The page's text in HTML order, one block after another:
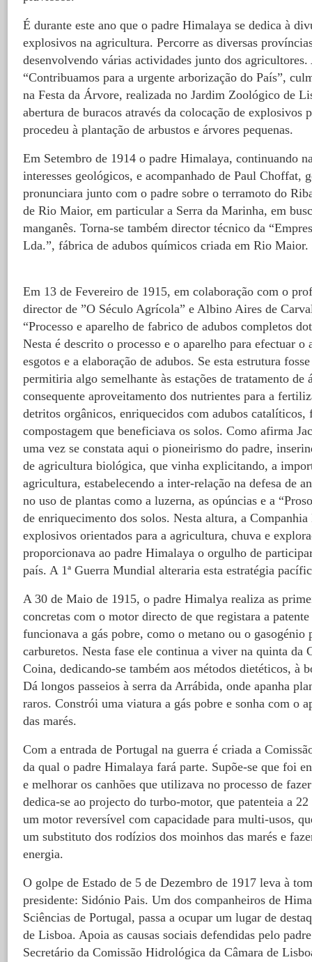
É durante este ano que o padre Himalaya se dedica à
explosivos na agricultura. Percorre as diversas
desenvolvendo várias actividades junto dos agricultores.
“Contribuamos para a urgente arborização do País”,
na Festa da Árvore, realizada no Jardim Zoológico de
abertura de buracos através da colocação de explosivos
procedeu à plantação de arbustos e árvores pequenas.
Em Setembro de 1914 o padre Himalaya, continuando
interesses geológicos, e acompanhado de Paul Choffat,
pronunciara junto com o padre sobre o terramoto do
de Rio Maior, em particular a Serra da Marinha, em
manganês. Torna-se também director técnico da
Lda.”, fábrica de adubos químicos criada em Rio Maior.
Em 13 de Fevereiro de 1915, em colaboração com o
director de ”O Século Agrícola” e Albino Aires de
“Processo e aparelho de fabrico de adubos completos
Nesta é descrito o processo e o aparelho para efectuar o
esgotos e a elaboração de adubos. Se esta estrutura
permitiria algo semelhante às estações de tratamento de
consequente aproveitamento dos nutrientes para a
detritos orgânicos, enriquecidos com adubos catalíticos,
compostagem que beneficiava os solos. Como afirma
uma vez se constata aqui o pioneirismo do padre,
de agricultura biológica, que vinha explicitando, a
agricultura, estabelecendo a inter-relação na defesa de
no uso de plantas como a luzerna, as opúncias e a
de enriquecimento dos solos. Nesta altura, a
explosivos orientados para a agricultura, chuva e
proporcionava ao padre Himalaya o orgulho de
país. A 1ª Guerra Mundial alteraria esta estratégia
A 30 de Maio de 1915, o padre Himalya realiza as
concretas com o motor directo de que registara a
funcionava a gás pobre, como o metano ou o gasogénio
carburetos. Nesta fase ele continua a viver na quinta da
Coina, dedicando-se também aos métodos dietéticos, à
Dá longos passeios à serra da Arrábida, onde apanha
raros. Constrói uma viatura a gás pobre e sonha com o
das marés.
Com a entrada de Portugal na guerra é criada a
da qual o padre Himalaya fará parte. Supõe-se que foi
e melhorar os canhões que utilizava no processo de
dedica-se ao projecto do turbo-motor, que patenteia a
um motor reversível com capacidade para multi-usos,
um substituto dos rodízios dos moinhos das marés e
energia.
O golpe de Estado de 5 de Dezembro de 1917 leva à
presidente: Sidónio Pais. Um dos companheiros de
Sciências de Portugal, passa a ocupar um lugar de
de Lisboa. Apoia as causas sociais defendidas pelo
Secretário da Comissão Hidrológica da Câmara de